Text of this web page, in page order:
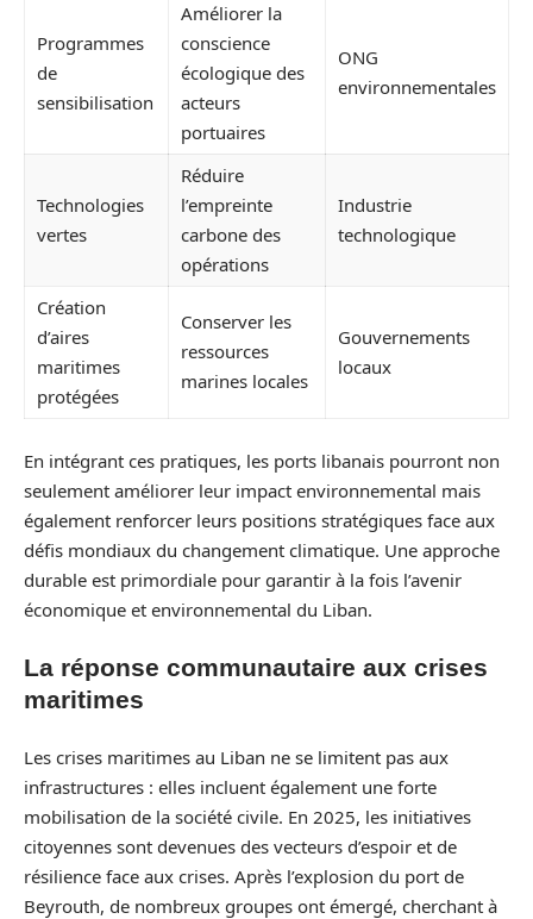
Programmes
de
sensibilisation
Améliorer la
conscience
écologique des
acteurs
portuaires
ONG
environnementales
Technologies
vertes
Réduire
l’empreinte
carbone des
opérations
Industrie
technologique
Création
d’aires
maritimes
protégées
Conserver les
ressources
marines locales
Gouvernements
locaux
En intégrant ces pratiques, les ports libanais pourront non
seulement améliorer leur impact environnemental mais
également renforcer leurs positions stratégiques face aux
défis mondiaux du changement climatique. Une approche
durable est primordiale pour garantir à la fois l’avenir
économique et environnemental du Liban.
La réponse communautaire aux crises
maritimes
Les crises maritimes au Liban ne se limitent pas aux
infrastructures : elles incluent également une forte
mobilisation de la société civile. En 2025, les initiatives
citoyennes sont devenues des vecteurs d’espoir et de
résilience face aux crises. Après l’explosion du port de
Beyrouth, de nombreux groupes ont émergé, cherchant à